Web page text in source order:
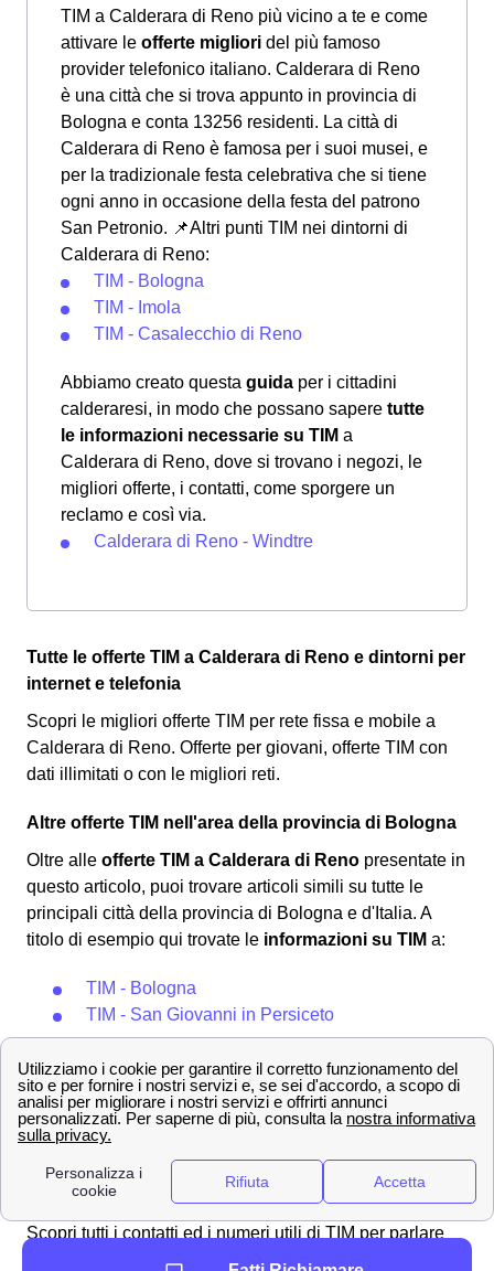
TIM a Calderara di Reno più vicino a te e come
attivare le offerte migliori del più famoso
provider telefonico italiano. Calderara di Reno
è una città che si trova appunto in provincia di
Bologna e conta 13256 residenti. La città di
Calderara di Reno è famosa per i suoi musei, e
per la tradizionale festa celebrativa che si tiene
ogni anno in occasione della festa del patrono
San Petronio. 📌Altri punti TIM nei dintorni di
Calderara di Reno:
TIM - Bologna
TIM - Imola
TIM - Casalecchio di Reno
Abbiamo creato questa guida per i cittadini
calderaresi, in modo che possano sapere tutte
le informazioni necessarie su TIM a
Calderara di Reno, dove si trovano i negozi, le
migliori offerte, i contatti, come sporgere un
reclamo e così via.
Calderara di Reno - Windtre
Tutte le offerte TIM a Calderara di Reno e dintorni per
internet e telefonia
Scopri le migliori offerte TIM per rete fissa e mobile a
Calderara di Reno. Offerte per giovani, offerte TIM con
dati illimitati o con le migliori reti.
Altre offerte TIM nell'area della provincia di Bologna
Oltre alle offerte TIM a Calderara di Reno presentate in
questo articolo, puoi trovare articoli simili su tutte le
principali città della provincia di Bologna e d'Italia. A
titolo di esempio qui trovate le informazioni su TIM a:
TIM - Bologna
TIM - San Giovanni in Persiceto
Inoltre puoi tornare indietro alla pagina della regione
Emilia-Romagna e scoprire negozi e offerte TIM in
Emilia-Romagna e aBologna per le altre città vicino alla
tua.
I numeri del servizio clienti TIM a Calderara di Reno,
come fare reclami e disdette
Scopri tutti i contatti ed i numeri utili di TIM per parlare
con l'assistenza clienti a Calderara di Reno. Inoltre